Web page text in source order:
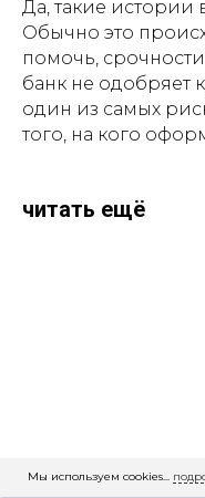
Да, такие истории
Обычно это
помочь,
банк не одобряет
один из самых
того, на кого
читать ещё
Мы используем cookies...